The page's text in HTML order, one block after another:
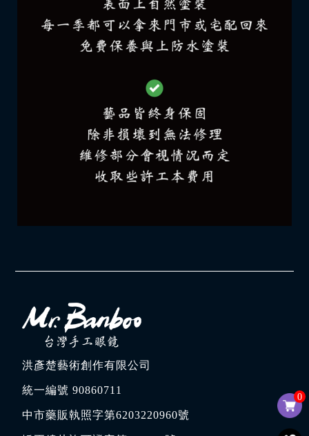
0
洪彥楚藝術創作有限公司
統一編號 90860711
中市藥販執照字第6203220960號